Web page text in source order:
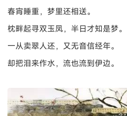
春宵睡重，梦里还相送。
枕畔起寻双玉凤，半日才知是梦。
一从卖翠人还，又无音信经年。
却把泪来作水，流也流到伊边。